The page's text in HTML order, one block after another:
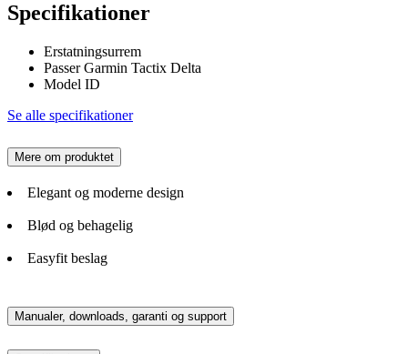
Specifikationer
Erstatningsurrem
Passer Garmin Tactix Delta
Model ID
Se alle specifikationer
Mere om produktet
Elegant og moderne design
Blød og behagelig
Easyfit beslag
Manualer, downloads, garanti og support